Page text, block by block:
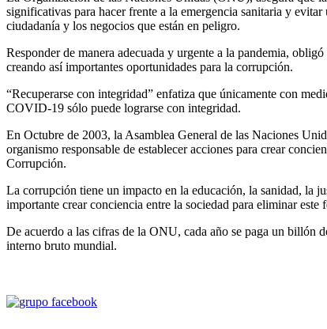
significativas para hacer frente a la emergencia sanitaria y
ciudadanía y los negocios que están en peligro.
Responder de manera adecuada y urgente a la pandemia,
creando así importantes oportunidades para la corrupción.
“Recuperarse con integridad” enfatiza que únicamente con
COVID-19 sólo puede lograrse con integridad.
En Octubre de 2003, la Asamblea General de las Naciones
organismo responsable de establecer acciones para crear
Corrupción.
La corrupción tiene un impacto en la educación, la sanidad, la
importante crear conciencia entre la sociedad para eliminar
De acuerdo a las cifras de la ONU, cada año se paga un billón
interno bruto mundial.